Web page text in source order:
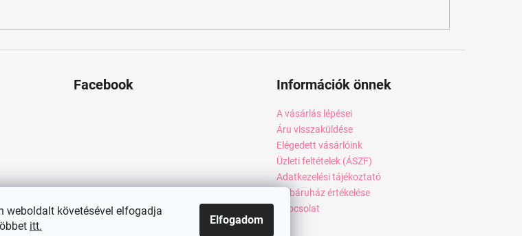
weboldalt követésével elfogadja
itt. Elfogadom
Facebook Információk önnek
A vásárlás lépései
Áru visszaküldése
Elégedett vásárlóink
Üzleti feltételek (ÁSZF)
Adatkezelési tájékoztató
Webáruház értékelése
Kapcsolat